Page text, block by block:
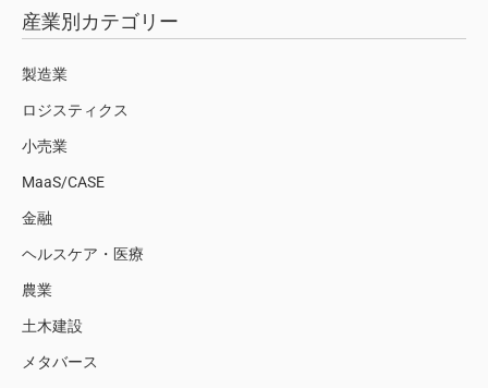
産業別カテゴリー
製造業
ロジスティクス
小売業
MaaS/CASE
金融
ヘルスケア・医療
農業
土木建設
メタバース